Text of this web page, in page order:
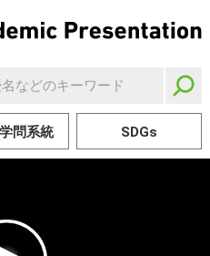
問系統 SDGs